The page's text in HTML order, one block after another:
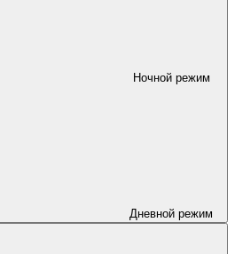
Ночной режим
Дневной режим